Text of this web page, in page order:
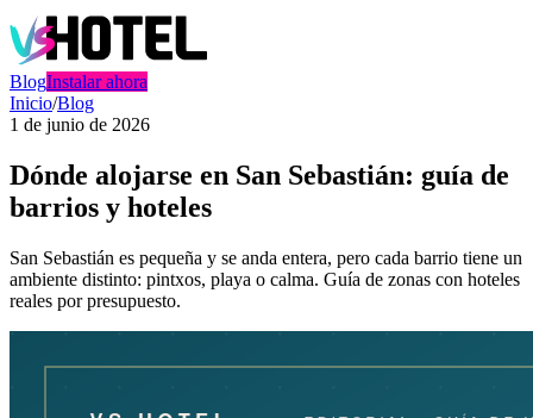
BlogInstalar ahora
Inicio/Blog
1 de junio de 2026
Dónde alojarse en San Sebastián: guía de
barrios y hoteles
San Sebastián es pequeña y se anda entera, pero cada barrio tiene un
ambiente distinto: pintxos, playa o calma. Guía de zonas con hoteles
reales por presupuesto.